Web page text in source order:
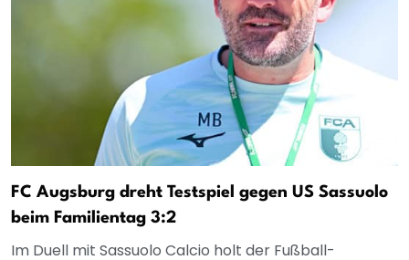
FC Augsburg dreht Testspiel gegen US Sassuolo
beim Familientag 3:2
Im Duell mit Sassuolo Calcio holt der Fußball-